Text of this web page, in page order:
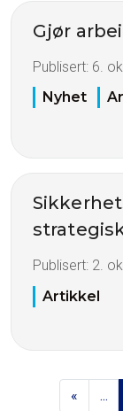
Gjør
Publisert: 6.
Nyhet
Publisert: 2.
Artikkel
« ...